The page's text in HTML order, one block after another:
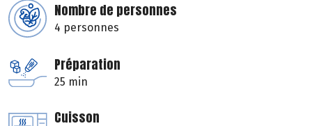
Nombre de personnes
4 personnes
Préparation
25 min
Cuisson